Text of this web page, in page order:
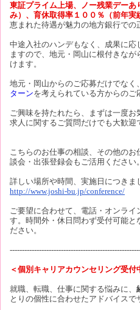
東証プライム上場、ノー残業デー
み）、育休取得率１００％（前年実
恵まれた待遇が魅力の地方銀行での
中途入社のハンデもなく、成果に
ますので、地元・岡山に根付きな
けます。
地元・岡山からのご応募だけでなく、
ターンを考えられている方からのご
ご興味を持たれたら、まずは一度お
求人に関するご質問だけでも大歓迎
こちらのお仕事の相談、その他の
談会・出張登録会もご活用ください。
詳しい場所や時間、実施日につきま
http://www.joshi-bu.jp/conference/
ご要望に合わせて、電話・オンライ
す。時間外・休日問わず受付可能と
ださい。
＜個別キャリアカウンセリング受付
就職、転職、仕事に関する悩みに、
とりの個性に合わせたアドバイスで